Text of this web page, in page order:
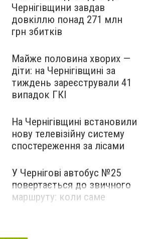
Чернігівщини завдав
довкіллю понад 271 млн
грн збитків
Майже половина хворих —
діти: на Чернігівщині за
тиждень зареєстрували 41
випадок ГКІ
На Чернігівщині встановили
нову телевізійну систему
спостереження за лісами
У Чернігові автобус №25
повертається до звичного
маршруту: коли саме